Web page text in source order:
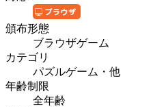
頒布形態
ブラウザゲーム
カテゴリ
パズルゲーム・他
年齢制限
全年齢